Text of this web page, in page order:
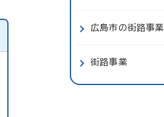
広島市の街路事業
街路事業